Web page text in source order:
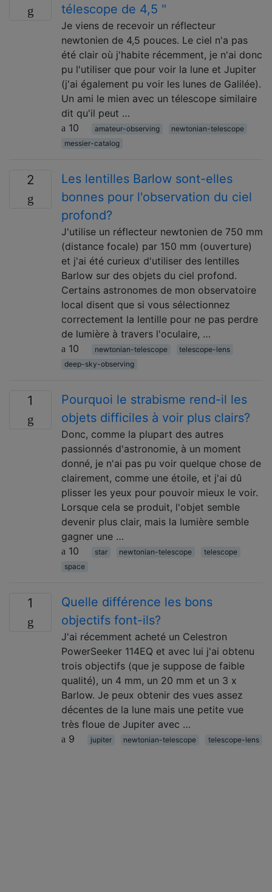
télescope de 4,5 "
Je viens de recevoir un réflecteur
newtonien de 4,5 pouces. Le ciel n'a pas
été clair où j'habite récemment, je n'ai donc
pu l'utiliser que pour voir la lune et Jupiter
(j'ai également pu voir les lunes de Galilée).
Un ami le mien avec un télescope similaire
dit qu'il peut …
10
amateur-observing
newtonian-telescope
messier-catalog
2
Les lentilles Barlow sont-elles
bonnes pour l'observation du ciel
profond?
J'utilise un réflecteur newtonien de 750 mm
(distance focale) par 150 mm (ouverture)
et j'ai été curieux d'utiliser des lentilles
Barlow sur des objets du ciel profond.
Certains astronomes de mon observatoire
local disent que si vous sélectionnez
correctement la lentille pour ne pas perdre
de lumière à travers l'oculaire, …
10
newtonian-telescope
telescope-lens
deep-sky-observing
1
Pourquoi le strabisme rend-il les
objets difficiles à voir plus clairs?
Donc, comme la plupart des autres
passionnés d'astronomie, à un moment
donné, je n'ai pas pu voir quelque chose de
clairement, comme une étoile, et j'ai dû
plisser les yeux pour pouvoir mieux le voir.
Lorsque cela se produit, l'objet semble
devenir plus clair, mais la lumière semble
gagner une …
10
star newtonian-telescope
telescope
space
1
Quelle différence les bons
objectifs font-ils?
J'ai récemment acheté un Celestron
PowerSeeker 114EQ et avec lui j'ai obtenu
trois objectifs (que je suppose de faible
qualité), un 4 mm, un 20 mm et un 3 x
Barlow. Je peux obtenir des vues assez
décentes de la lune mais une petite vue
très floue de Jupiter avec …
9
jupiter newtonian-telescope telescope-lens